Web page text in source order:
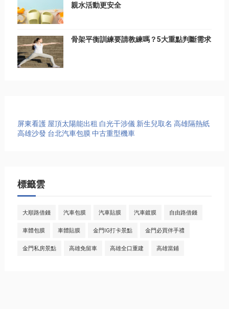
親水活動更安全
骨架平衡訓練要請教練嗎？5大重點判斷需求
屏東看護 屋頂太陽能出租 白光干涉儀 新生兒取名 高雄隔熱紙
高雄沙發 台北汽車包膜中古重型機車
標籤雲
大順路借錢 汽車包膜 汽車貼膜 汽車鍍膜 自由路借錢
車體包膜 車體貼膜 金門IG打卡景點 金門必買伴手禮
金門私房景點 高雄免留車 高雄全口重建 高雄當鋪